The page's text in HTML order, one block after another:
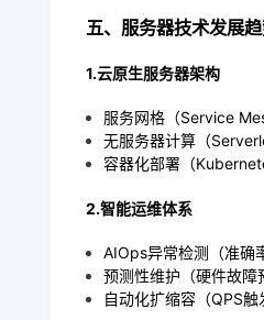
五、服务器技术发展
1.云原生服务器架构
服务网格（Service
无服务器计算（
容器化部署（
2.智能运维体系
AIOps异常检测（准确
预测性维护（硬件故障
自动化扩缩容（QPS触